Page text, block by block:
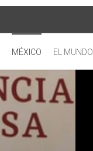
MÉXICO EL MUNDO